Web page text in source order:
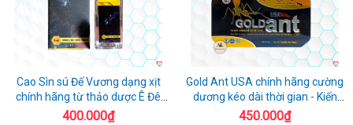
Cao Sìn sú Đế Vương dạng xịt
chính hãng từ thảo dược Ê Đê
Việt Nam
400.000₫
Gold Ant USA chính hãng cường
dương kéo dài thời gian - Kiến
Vàng Đen Tây Tạng
450.000₫